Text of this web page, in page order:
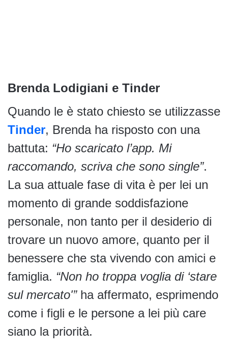
Brenda Lodigiani e Tinder
Quando le è stato chiesto se utilizzasse
Tinder, Brenda ha risposto con una
battuta: “Ho scaricato l’app. Mi
raccomando, scriva che sono single”.
La sua attuale fase di vita è per lei un
momento di grande soddisfazione
personale, non tanto per il desiderio di
trovare un nuovo amore, quanto per il
benessere che sta vivendo con amici e
famiglia. “Non ho troppa voglia di ‘stare
sul mercato'”ha affermato, esprimendo
come i figli e le persone a lei più care
siano la priorità.